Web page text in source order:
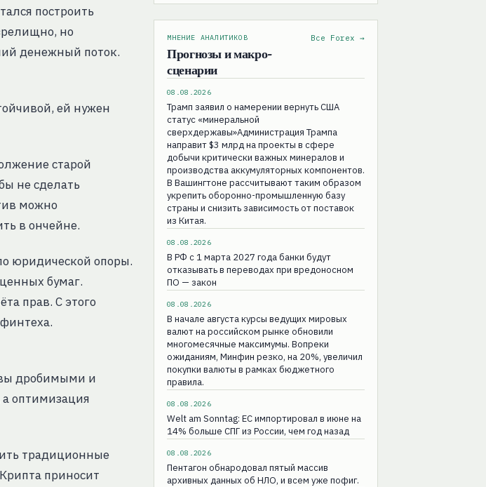
построить
но
денежный поток.
ей нужен
старой
не сделать
можно
в ончейне.
юридической опоры.
бумаг.
прав. С этого
дробимыми и
оптимизация
традиционные
приносит
МНЕНИЕ АНАЛИТИКОВ
Прогнозы и макро-
сценарии
Все Forex →
08.08.2026
Трамп заявил о намерении вернуть США
статус «минеральной
сверхдержавы»Администрация Трампа
направит $3 млрд на проекты в сфере
добычи критически важных минералов и
производства аккумуляторных компонентов.
В Вашингтоне рассчитывают таким образом
укрепить оборонно-промышленную базу
страны и снизить зависимость от поставок
из Китая.
08.08.2026
В РФ с 1 марта 2027 года банки будут
отказывать в переводах при вредоносном
ПО — закон
08.08.2026
В начале августа курсы ведущих мировых
валют на российском рынке обновили
многомесячные максимумы. Вопреки
ожиданиям, Минфин резко, на 20%, увеличил
покупки валюты в рамках бюджетного
правила.
08.08.2026
Welt am Sonntag: ЕС импортировал в июне на
14% больше СПГ из России, чем год назад
08.08.2026
Пентагон обнародовал пятый массив
архивных данных об НЛО, и всем уже пофиг.